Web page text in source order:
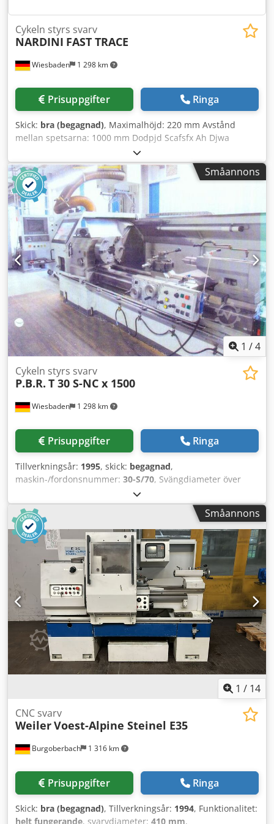
Wiesbaden 1 298 km
Cykeln styrs svarv
NARDINI FAST TRACE
Prisuppgifter Ringa
Skick: bra (begagnad), Maximalhöjd: 220 mm Avstånd
mellan spetsarna: 1000 mm Dodpjd Scafsfx Ah Djwa
Maximal svarvdiameter över bädden: 440 mm
Spindelborrning: 52 mm Spindelkonus: Storlek 6 mm
Konus för stödstyckespinnen: 4 MK Spindelhastigheter:
37,5–3000 varv/min Matningar: 7500 mm/varv Metriska
gängstigningar: Elektrisk anslutning: 400 V kW
Utrymmesbehov: 2800 x 1480 x 1570 mm Vikt: 2150 kg
Småannons
1 /4
Wiesbaden 1 298 km
Cykeln styrs svarv
P.B.R. T 30 S-NC x 1500
Prisuppgifter Ringa
Tillverkningsår: 1995, skick: begagnad,
maskin-/fordonsnummer: 30-S/70, Svängdiameter över
bädd: 625 mm Maximal svarvlängd: 1500 mm
Spindelgenomgång: 105 mm Spindelvarvtal: 6,6 – 2000
varv/min Platsbehov: 4400 x 2050 x 1820 mm Vikt: 5200 kg
Dwodpfxj Nzhds Ah Dja
Småannons
1 / 14
Burgoberbach 1 316 km
CNC svarv
WeilerVoest-Alpine Steinel E35
Prisuppgifter Ringa
Skick: bra (begagnad), Tillverkningsår: 1994, Funktionalitet:
helt fungerande, svarvdiameter: 410 mm,